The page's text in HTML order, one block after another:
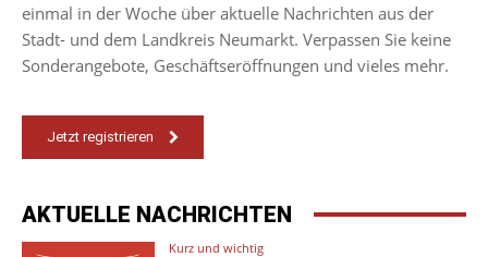
einmal in der Woche über aktuelle Nachrichten aus der
Stadt- und dem Landkreis Neumarkt. Verpassen Sie keine
Sonderangebote, Geschäftseröffnungen und vieles mehr.
Jetzt registrieren
AKTUELLE NACHRICHTEN
Kurz und wichtig